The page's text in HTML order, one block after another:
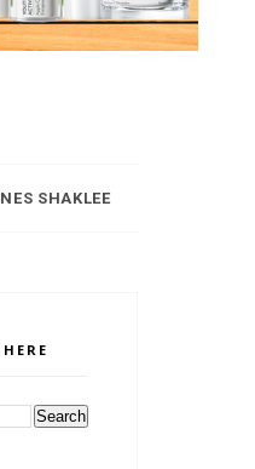
SHAKLEE